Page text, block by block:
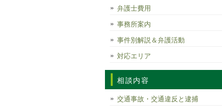
弁護士費用
事務所案内
事件別解説＆弁護活動
対応エリア
相談内容
交通事故・交通違反と逮捕